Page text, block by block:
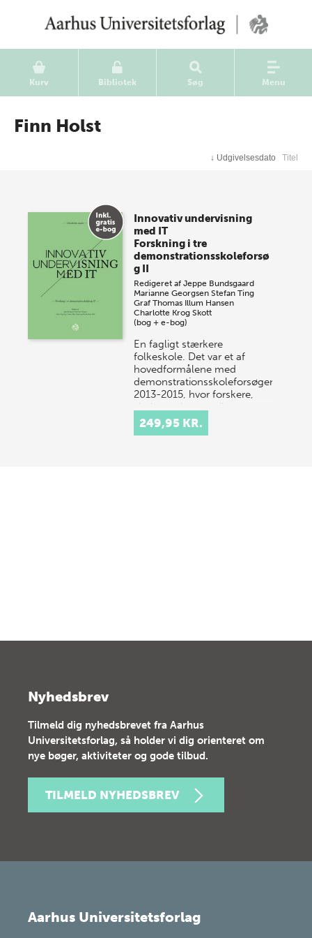
Kurv Bibliotek Søg Menu
Finn Holst
↓ Udgivelsesdato Titel
Innovativ undervisning
med IT
Forskning i tre
demonstrationsskoleforsø
g II
Redigeret afJeppe Bundsgaard
Marianne Georgsen Stefan Ting
Graf Thomas Illum Hansen
Charlotte Krog Skott
(bog + e-bog)
En fagligt stærkere
folkeskole. Det var et af
hovedformålene med
demonstrationsskoleforsøgene
2013-2015, hvor forskere,
skoler og lærere gik sammen
om…
249,95 KR.
Nyhedsbrev
Tilmeld dig nyhedsbrevet fra Aarhus
Universitetsforlag, så holder vi dig orienteret om
nye bøger, aktiviteter og gode tilbud.
TILMELD NYHEDSBREV
Aarhus Universitetsforlag